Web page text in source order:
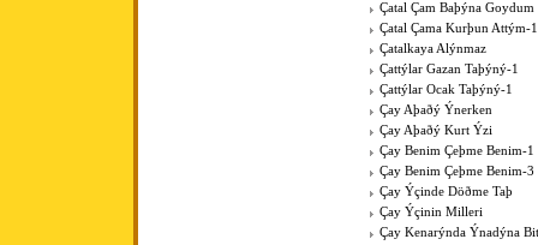
Çatal Çam Baþýna Goydum
Çatal Çama Kurþun Attým-1
Çatalkaya Alýnmaz
Çattýlar Gazan Taþýný-1
Çattýlar Ocak Taþýný-1
Çay Aþaðý Ýnerken
Çay Aþaðý Kurt Ýzi
Çay Benim Çeþme Benim-1
Çay Benim Çeþme Benim-3
Çay Ýçinde Döðme Taþ
Çay Ýçinin Milleri
Çay Kenarýnda Ýnadýna